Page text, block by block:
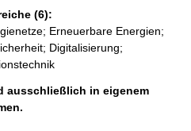
(6):
Erneuerbare Energien;
Digitalisierung;
ausschließlich in eigenem